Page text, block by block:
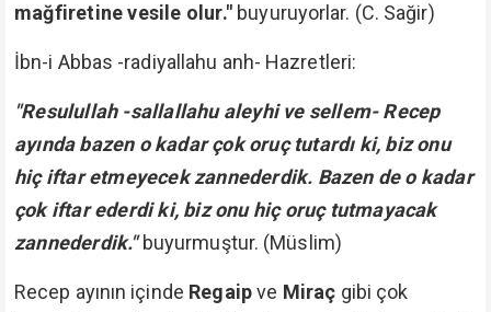
mağfiretine vesile olur." buyuruyorlar. (C. Sağir)
İbn-i Abbas -radiyallahu anh- Hazretleri:
"Resulullah -sallallahu aleyhi ve sellem- Recep
ayında bazen o kadar çok oruç tutardı ki, biz onu
hiç iftar etmeyecek zannederdik. Bazen de o kadar
çok iftar ederdi ki, biz onu hiç oruç tutmayacak
zannederdik." buyurmuştur. (Müslim)
Recep ayının içinde Regaipve Miraç gibi çok